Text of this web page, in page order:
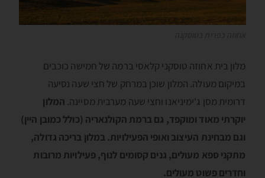
מלון בית אחוזה טוסקני קלאסי ברמה של חמישה כוכבים
במיקום מעולה. המלון שוכן במרחק של חצי שעה נסיעה
דרומית מסן ג'ימיניאנו וחצי שעה מערבית מסיינה. המלון
יוקרתי מאוד ומוקפד, גם ברמת הקולנאריה (כולל כמובן היין)
וגם מבחינת העיצוב ואופי הפעילויות. במלון בריכה גדולה,
מתקני ספא מעולים, גנים קסומים לנוף, פעילויות מרובות
וחדרים פשוט מעולים.